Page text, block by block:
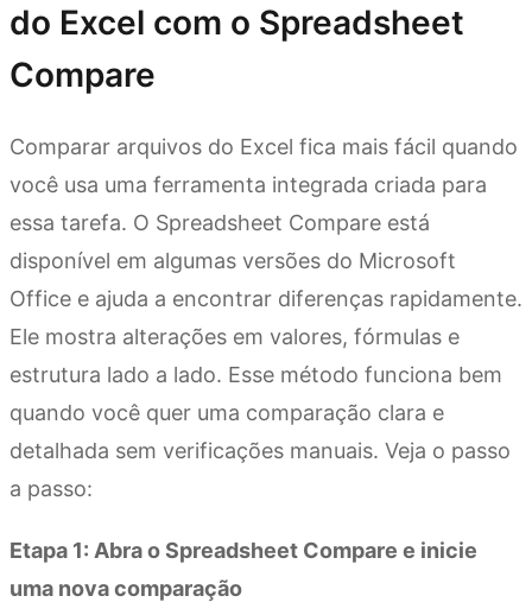
do Excel com o Spreadsheet
Compare
Comparar arquivos do Excel fica mais fácil quando
você usa uma ferramenta integrada criada para
essa tarefa. O Spreadsheet Compare está
disponível em algumas versões do Microsoft
Office e ajuda a encontrar diferenças rapidamente.
Ele mostra alterações em valores, fórmulas e
estrutura lado a lado. Esse método funciona bem
quando você quer uma comparação clara e
detalhada sem verificações manuais. Veja o passo
a passo:
Etapa 1: Abra o Spreadsheet Compare e inicie
uma nova comparação